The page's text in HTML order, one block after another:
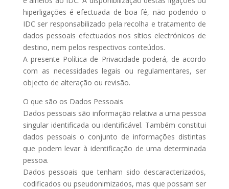
hiperligações é efectuada de boa fé, não podendo o
IDC ser responsabilizado pela recolha e tratamento de
dados pessoais efectuados nos sítios electrónicos de
destino, nem pelos respectivos conteúdos.
A presente Política de Privacidade poderá, de acordo
com as necessidades legais ou regulamentares, ser
objecto de alteração ou revisão.
O que são os Dados Pessoais
Dados pessoais são informação relativa a uma pessoa
singular identificada ou identificável. Também constitui
dados pessoais o conjunto de informações distintas
que podem levar à identificação de uma determinada
pessoa.
Dados pessoais que tenham sido descaracterizados,
codificados ou pseudonimizados, mas que possam ser